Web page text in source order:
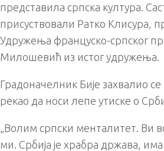
представила српска култура.
присуствовали Ратко Клисура,
Удружења француско-српског
Милошевић из истог удружења.
Градоначелник Бије захвалио
рекао да носи лепе утиске о
„Волим српски менталитет. Ви
ми. Србија је храбра држава, има